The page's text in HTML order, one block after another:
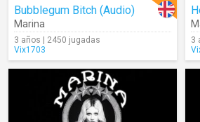
Bubblegum Bitch (Audio)
Marina
3 años | 2450 jugadas
Vix1703
3